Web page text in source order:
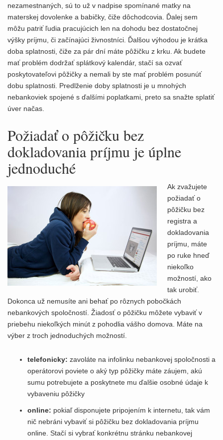
nezamestnaných, sú to už v nadpise spomínané matky na
materskej dovolenke a babičky, čiže dôchodcovia. Ďalej sem
môžu patriť ľudia pracujúcich len na dohodu bez dostatočnej
výšky príjmu, či začínajúci živnostníci. Ďalšou výhodou je krátka
doba splatnosti, čiže za pár dní máte pôžičku z krku. Ak budete
mať problém dodržať splátkový kalendár, stačí sa ozvať
poskytovateľovi pôžičky a nemali by ste mať problém posunúť
dobu splatnosti. Predlženie doby splatnosti je u mnohých
nebankoviek spojené s ďalšími poplatkami, preto sa snažte splatiť
úver načas.
Požiadať o pôžičku bez
dokladovania príjmu je úplne
jednoduché
Ak zvažujete
požiadať o
pôžičku bez
registra a
dokladovania
príjmu, máte
po ruke hneď
niekoľko
možností, ako
tak urobiť.
Dokonca už nemusíte ani behať po rôznych pobočkách
nebankových spoločností. Žiadosť o pôžičku môžete vybaviť v
priebehu niekoľkých minút z pohodlia vášho domova. Máte na
výber z troch jednoduchých možností.
telefonicky: zavoláte na infolinku nebankovej spoločnosti a
operátorovi poviete o aký typ pôžičky máte záujem, akú
sumu potrebujete a poskytnete mu ďalšie osobné údaje k
vybaveniu pôžičky
online: pokiaľ disponujete pripojením k internetu, tak vám
nič nebráni vybaviť si pôžičku bez dokladovania príjmu
online. Stačí si vybrať konkrétnu stránku nebankovej